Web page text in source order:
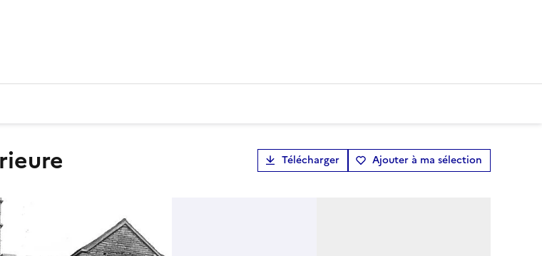
Télécharger Ajouter à ma sélection